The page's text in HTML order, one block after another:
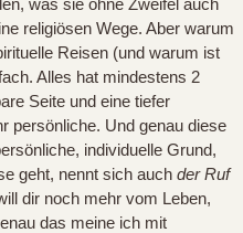
religiösen Wege. Aber warum
Reisen (und warum ist
Alles hat mindestens 2
Seite und eine tiefer
persönliche. Und genau diese
individuelle Grund,
geht, nennt sich auch der Ruf
dir noch mehr vom Leben,
das meine ich mit